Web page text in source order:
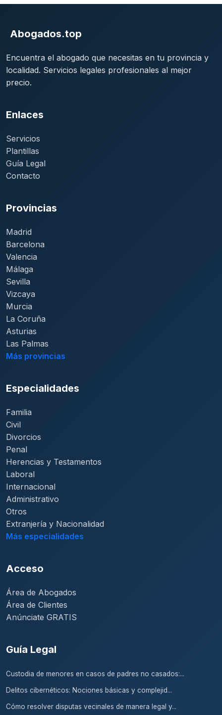
Abogados.top
Encuentra el abogado que necesitas en tu provincia y
localidad. Servicios legales profesionales al mejor
precio.
Enlaces
Servicios
Plantillas
Guía Legal
Contacto
Provincias
Madrid
Barcelona
Valencia
Málaga
Sevilla
Vizcaya
Murcia
La Coruña
Asturias
Las Palmas
Más provincias
Especialidades
Familia
Civil
Divorcios
Penal
Herencias y Testamentos
Laboral
Internacional
Administrativo
Otros
Extranjería y Nacionalidad
Más especialidades
Acceso
Área de Abogados
Área de Clientes
Anúnciate GRATIS
Guía Legal
Custodia de menores en casos de padres no casados:...
Delitos cibernéticos: Nociones básicas y complejid...
Cómo resolver disputas vecinales de manera legal y...